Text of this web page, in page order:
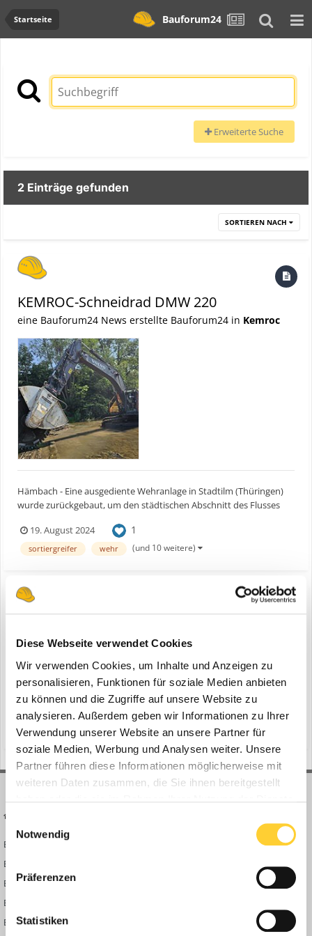
Diese Webseite verwendet Cookies
Wir verwenden Cookies, um Inhalte und Anzeigen zu
personalisieren, Funktionen für soziale Medien anbieten
zu können und die Zugriffe auf unsere Website zu
analysieren. Außerdem geben wir Informationen zu Ihrer
Verwendung unserer Website an unsere Partner für
soziale Medien, Werbung und Analysen weiter. Unsere
Partner führen diese Informationen möglicherweise mit
weiteren Daten zusammen, die Sie ihnen bereitgestellt
Einwilligungsauswahl
Notwendig
Präferenzen
Statistiken
Startseite Bauforum24
Erweiterte Suche
2 Einträge gefunden
SORTIEREN NACH
KEMROC-Schneidrad DMW 220
eine Bauforum24 News erstellte Bauforum24 in Kemroc
Hämbach - Eine ausgediente Wehranlage in Stadtilm (Thüringen)
wurde zurückgebaut, um den städtischen Abschnitt des Flusses
mächtigen Wehrschwelle verwendete das Unternehmen JeFra
Bauservice GmbH & Co. KG ein KEMROC-Schneidrad DMW 220 a...
19. August 2024 1
sortiergreifer wehr (und 10 weitere)
ein Thema erstellte Bauforum24 inNews aus der
Baumaschinen Industrie
Hämbach - Eine ausgediente Wehranlage in Stadtilm (Thüringen)
wurde zurückgebaut, um den städtischen Abschnitt des Flusses
Ilm wieder für Fische passierbar zu machen. Beim Zerkleinern der
mächtigen Wehrschwelle verwendete das Unternehmen JeFra
Bauservice GmbH & Co. KG ein KEMROC-Schneidrad DMW 220 a...
19. August 2024 sortiergreifer (und 10 weitere)
Bauforum24 News
Bauforum24 TV
BF24 Mediathek
BF24 Fotostrecken
Bauforum Shop